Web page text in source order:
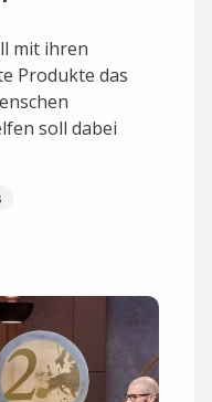
mit ihren
Produkte das
soll dabei